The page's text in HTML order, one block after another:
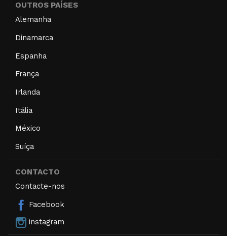
OUTROS PAÍSES
Alemanha
Dinamarca
Espanha
França
Irlanda
Itália
México
Suíça
CONTACTO
Contacte-nos
Facebook
instagram